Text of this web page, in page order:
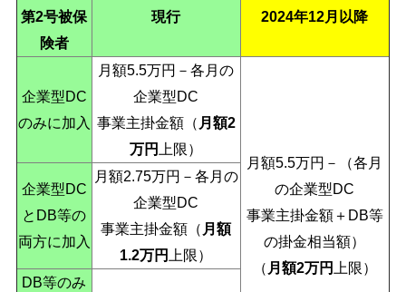
第2号被保
険者
現行 2024年12月以降
企業型DC
のみに加入
月額5.5万円－各月の
企業型DC
事業主掛金額（ 月額2
万円
上限）
月額5.5万円－（各月
の企業型DC
事業主掛金額＋DB等
の掛金相当額）
（ 月額2万円 上限）
企業型DC
とDB等の
両方に加入
月額2.75万円－各月の
企業型DC
事業主掛金額（ 月額
1.2万円
上限）
DB等のみ